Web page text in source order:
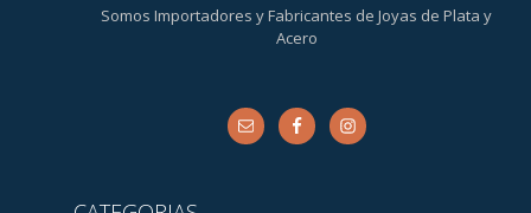
Somos Importadores y Fabricantes de Joyas de Plata y
Acero